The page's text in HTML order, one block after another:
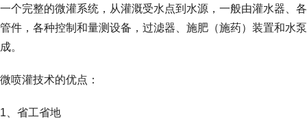
一个完整的微灌系统，从灌溉受水点到水源，一般由灌水器、
管件，各种控制和量测设备，过滤器、施肥（施药）装置和水
成。
微喷灌技术的优点：
1、省工省地